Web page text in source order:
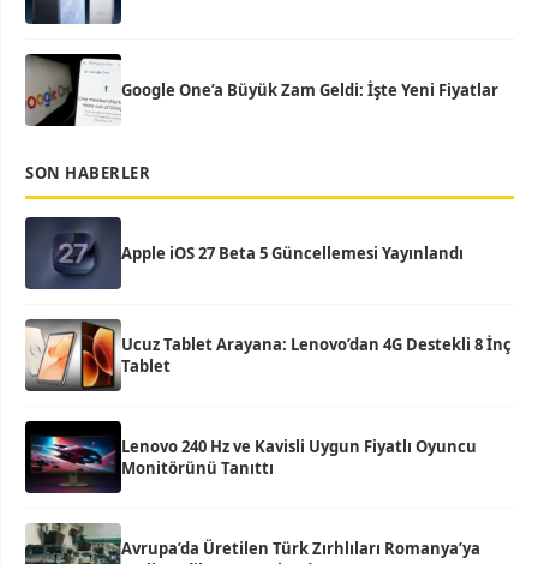
Google One’a Büyük Zam Geldi: İşte Yeni Fiyatlar
SON HABERLER
Apple iOS 27 Beta 5 Güncellemesi Yayınlandı
Ucuz Tablet Arayana: Lenovo’dan 4G Destekli 8 İnç
Tablet
Lenovo 240 Hz ve Kavisli Uygun Fiyatlı Oyuncu
Monitörünü Tanıttı
Avrupa’da Üretilen Türk Zırhlıları Romanya’ya